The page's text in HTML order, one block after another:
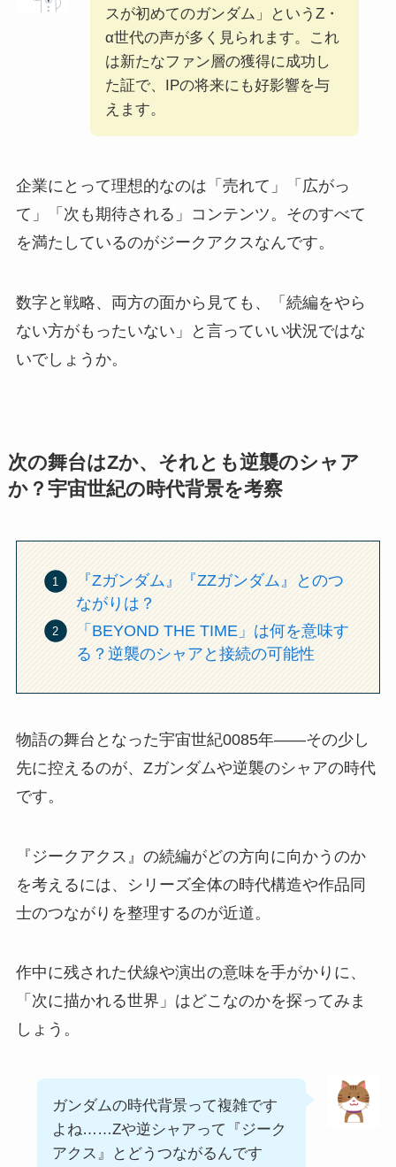
スが初めてのガンダム」というZ・
α世代の声が多く見られます。これ
は新たなファン層の獲得に成功し
た証で、IPの将来にも好影響を与
えます。
企業にとって理想的なのは「売れて」「広がっ
て」「次も期待される」コンテンツ。そのすべて
を満たしているのがジークアクスなんです。
数字と戦略、両方の面から見ても、「続編をやら
ない方がもったいない」と言っていい状況ではな
いでしょうか。
次の舞台はZか、それとも逆襲のシャア
か？宇宙世紀の時代背景を考察
『Zガンダム』『ZZガンダム』とのつ
ながりは？
「BEYOND THE TIME」は何を意味す
る？逆襲のシャアと接続の可能性
物語の舞台となった宇宙世紀0085年――その少し
先に控えるのが、Zガンダムや逆襲のシャアの時代
です。
『ジークアクス』の続編がどの方向に向かうのか
を考えるには、シリーズ全体の時代構造や作品同
士のつながりを整理するのが近道。
作中に残された伏線や演出の意味を手がかりに、
「次に描かれる世界」はどこなのかを探ってみま
しょう。
ガンダムの時代背景って複雑です
よね……Zや逆シャアって『ジーク
アクス』とどうつながるんです